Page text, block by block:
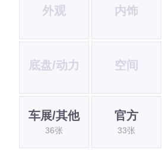
外观 内饰
底盘/动力 空间
车展/其他
36张
官方
33张